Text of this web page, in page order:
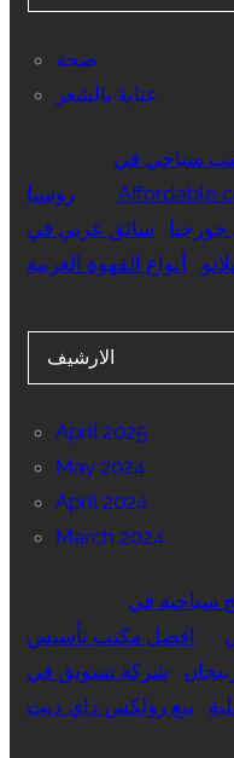
صحة
عناية بالشعر
سياحي في
روسيا
Affordable
جورجيا
سائق عربي في
أنواع القهوة العربية
الارشيف
April 2025
May 2024
April 2024
March 2024
سياحية في
افضل مكتب تأسيس
شركة تسويق في
بيع رولكس داي ديت